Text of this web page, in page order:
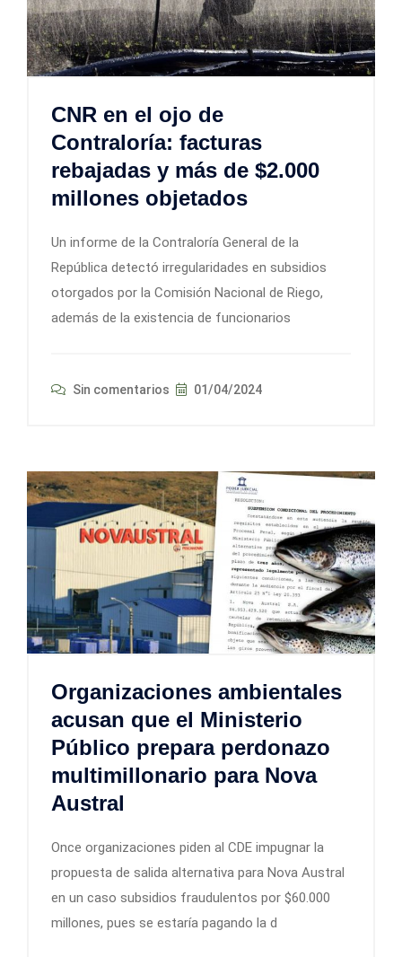
CNR en el ojo de
Contraloría: facturas
rebajadas y más de $2.000
millones objetados
Un informe de la Contraloría General de la
República detectó irregularidades en subsidios
otorgados por la Comisión Nacional de Riego,
además de la existencia de funcionarios
Sin comentarios 01/04/2024
Organizaciones ambientales
acusan que el Ministerio
Público prepara perdonazo
multimillonario para Nova
Austral
Once organizaciones piden al CDE impugnar la
propuesta de salida alternativa para Nova Austral
en un caso subsidios fraudulentos por $60.000
millones, pues se estaría pagando la d